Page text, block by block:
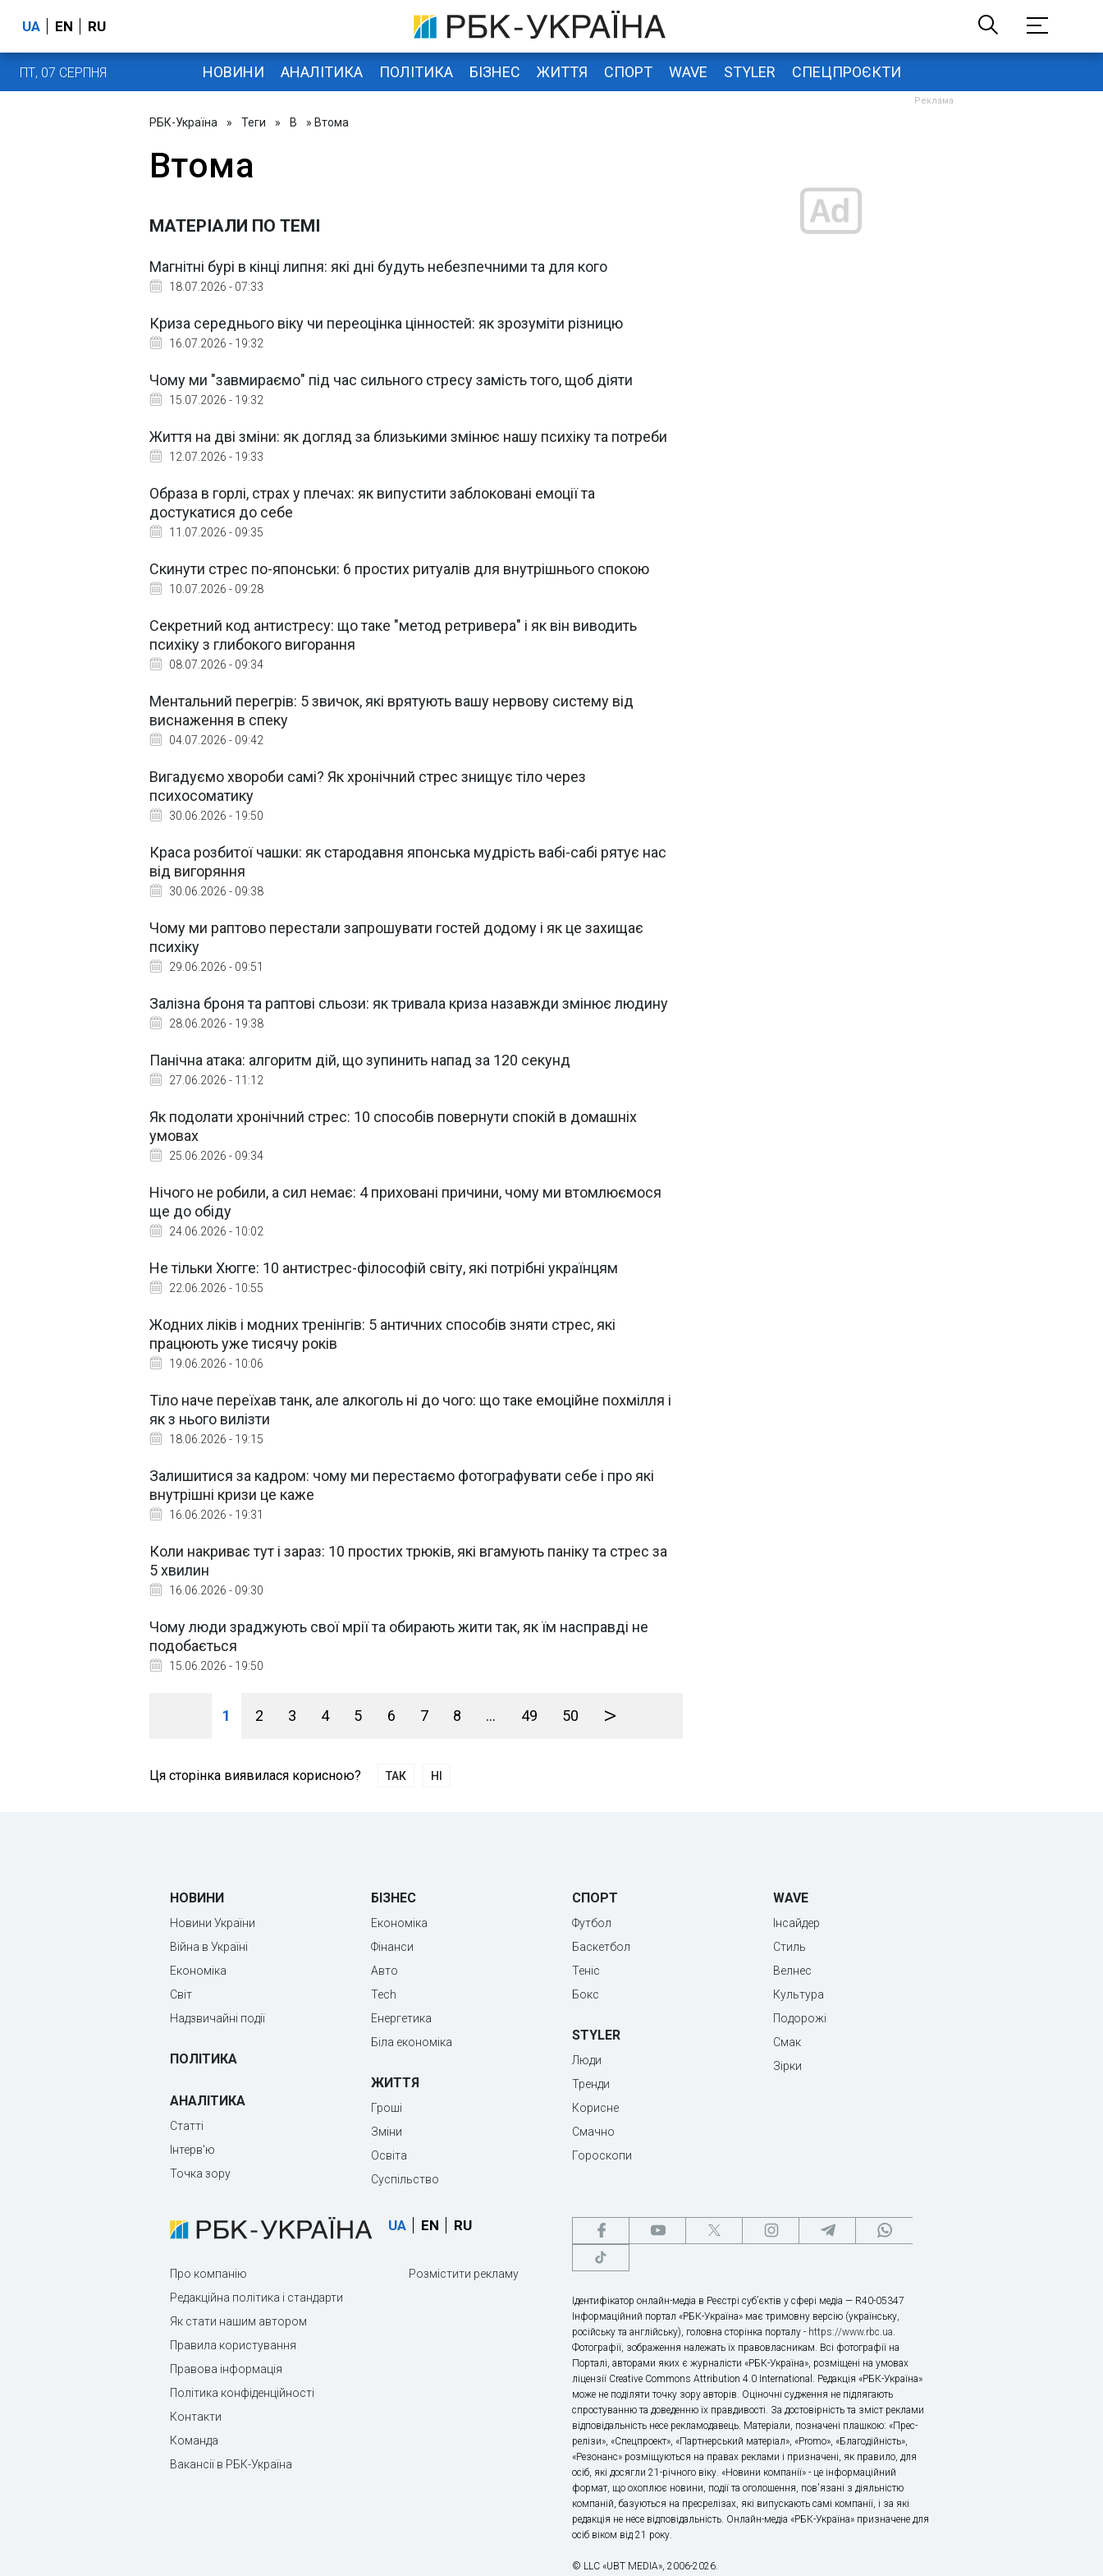
UA EN RU
ПТ, 07 СЕРПНЯ НОВИНИ АНАЛІТИКА ПОЛІТИКА БІЗНЕС ЖИТТЯ СПОРТ WAVE STYLER СПЕЦПРОЄКТИ
РБК-Україна » Теги » В » Втома
Втома
МАТЕРІАЛИ ПО ТЕМІ
Магнітні бурі в кінці липня: які дні будуть небезпечними та для кого
18.07.2026 - 07:33
Криза середнього віку чи переоцінка цінностей: як зрозуміти різницю
16.07.2026 - 19:32
Чому ми "завмираємо" під час сильного стресу замість того, щоб діяти
15.07.2026 - 19:32
Життя на дві зміни: як догляд за близькими змінює нашу психіку та потреби
12.07.2026 - 19:33
Образа в горлі, страх у плечах: як випустити заблоковані емоції та
достукатися до себе
11.07.2026 - 09:35
Скинути стрес по-японськи: 6 простих ритуалів для внутрішнього спокою
10.07.2026 - 09:28
Секретний код антистресу: що таке "метод ретривера" і як він виводить
психіку з глибокого вигорання
08.07.2026 - 09:34
Ментальний перегрів: 5 звичок, які врятують вашу нервову систему від
виснаження в спеку
04.07.2026 - 09:42
Вигадуємо хвороби самі? Як хронічний стрес знищує тіло через
психосоматику
30.06.2026 - 19:50
Краса розбитої чашки: як стародавня японська мудрість вабі-сабі рятує нас
від вигоряння
30.06.2026 - 09:38
Чому ми раптово перестали запрошувати гостей додому і як це захищає
психіку
29.06.2026 - 09:51
Залізна броня та раптові сльози: як тривала криза назавжди змінює людину
28.06.2026 - 19:38
Панічна атака: алгоритм дій, що зупинить напад за 120 секунд
27.06.2026 - 11:12
Як подолати хронічний стрес: 10 способів повернути спокій в домашніх
умовах
25.06.2026 - 09:34
Нічого не робили, а сил немає: 4 приховані причини, чому ми втомлюємося
ще до обіду
24.06.2026 - 10:02
Не тільки Хюгге: 10 антистрес-філософій світу, які потрібні українцям
22.06.2026 - 10:55
Жодних ліків і модних тренінгів: 5 античних способів зняти стрес, які
працюють уже тисячу років
19.06.2026 - 10:06
Тіло наче переїхав танк, але алкоголь ні до чого: що таке емоційне похмілля і
як з нього вилізти
18.06.2026 - 19:15
Залишитися за кадром: чому ми перестаємо фотографувати себе і про які
внутрішні кризи це каже
16.06.2026 - 19:31
Коли накриває тут і зараз: 10 простих трюків, які вгамують паніку та стрес за
5 хвилин
16.06.2026 - 09:30
Чому люди зраджують свої мрії та обирають жити так, як їм насправді не
подобається
15.06.2026 - 19:50
1 2 3 4 5 6 7 8 ... 49 50 >
Ця сторінка виявилася корисною? ТАК НІ
НОВИНИ
Новини України
Війна в Україні
Економіка
Світ
Надзвичайні події
ПОЛІТИКА
АНАЛІТИКА
Статті
Інтерв'ю
Точка зору
БІЗНЕС
Економіка
Фінанси
Авто
Tech
Енергетика
Біла економіка
ЖИТТЯ
Гроші
Зміни
Освіта
Суспільство
СПОРТ
Футбол
Баскетбол
Теніс
Бокс
STYLER
Люди
Тренди
Корисне
Смачно
Гороскопи
WAVE
Інсайдер
Стиль
Велнес
Культура
Подорожі
Смак
Зірки
UA EN RU
Про компанію
Редакційна політика і стандарти
Як стати нашим автором
Правила користування
Правова інформація
Політика конфіденційності
Контакти
Команда
Вакансії в РБК-Україна
Розмістити рекламу
Ідентифікатор онлайн-медіа в Реєстрі суб’єктів у сфері медіа — R40-05347
Інформаційний портал «РБК-Україна» має тримовну версію (українську,
російську та англійську), головна сторінка порталу - https://www.rbc.ua.
Фотографії, зображення належать їх правовласникам. Всі фотографії на
Порталі, авторами яких є журналісти «РБК-Україна», розміщені на умовах
ліцензії Creative Commons Attribution 4.0 International. Редакція «РБК-Україна»
може не поділяти точку зору авторів. Оціночні судження не підлягають
спростуванню та доведенню їх правдивості. За достовірність та зміст реклами
відповідальність несе рекламодавець. Матеріали, позначені плашкою: «Прес-
релізи», «Спецпроект», «Партнерський матеріал», «Promo», «Благодійність»,
«Резонанс» розміщуються на правах реклами і призначені, як правило, для
осіб, які досягли 21-річного віку. «Новини компанії» - це інформаційний
формат, що охоплює новини, події та оголошення, пов'язані з діяльністю
компаній, базуються на пресрелізах, які випускають самі компанії, і за які
редакція не несе відповідальність. Онлайн-медіа «РБК-Україна» призначене для
осіб віком від 21 року.
© LLC «UBT MEDIA», 2006-2026.